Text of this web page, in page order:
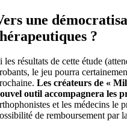
une
?
les résultats de cette étude
le jeu pourra
Les créateurs de «
outil accompagnera les
et les médecins le
de remboursement par